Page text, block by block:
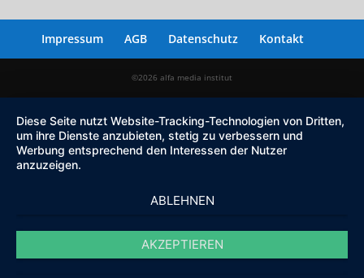
Impressum AGB Datenschutz Kontakt
©2026 alfa media institut
Diese Seite nutzt Website-Tracking-Technologien von Dritten,
um ihre Dienste anzubieten, stetig zu verbessern und
Werbung entsprechend den Interessen der Nutzer
anzuzeigen.
ABLEHNEN
AKZEPTIEREN